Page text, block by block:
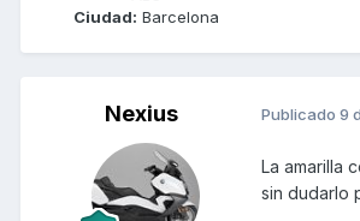
Ciudad: Barcelona
Nexius Publicado 9
La amarilla
sin dudarlo